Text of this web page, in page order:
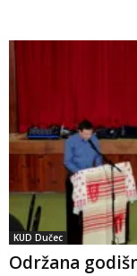
KUD Dučec
Održana